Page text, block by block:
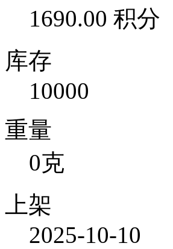
1690.00 积分
库存
10000
重量
0克
上架
2025-10-10